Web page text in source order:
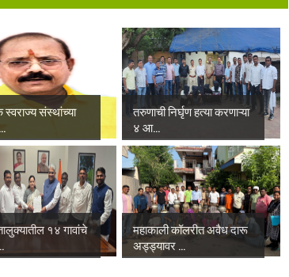
स्वराज्य संस्थांच्या
तरुणाची निर्घृण हत्या करणाऱ्या
४ आ...
१४ गावांचे
महाकाली कॉलरीत अवैध दारू
अड्ड्यावर ...